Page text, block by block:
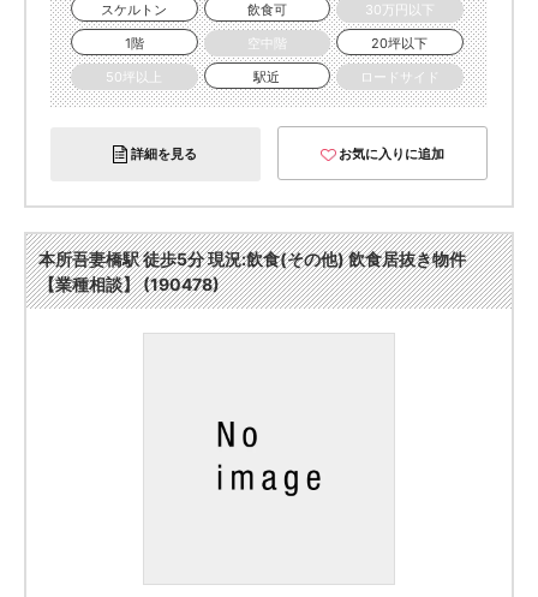
スケルトン
飲食可
30万円以下
1階
空中階
20坪以下
50坪以上
駅近 ロードサイド
詳細を見る お気に入りに追加
本所吾妻橋駅 徒歩5分 現況:飲食(その他) 飲食居抜き物件
【業種相談】 (190478)